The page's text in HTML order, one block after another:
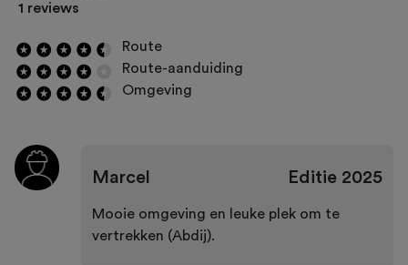
1 reviews
Route
Route-aanduiding
Omgeving
Marcel Editie2025
Mooie omgeving en leuke plek om te
vertrekken (Abdij).